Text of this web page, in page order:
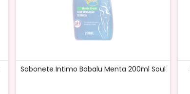
Sabonete Intimo Babalu Menta 200ml Soul